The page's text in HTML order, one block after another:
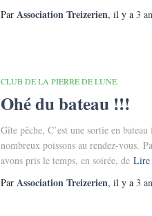
Par Association Treizerien, il y a 3
CLUB DE LA PIERRE DE LUNE
Ohé du bateau !!!
Gîte pêche, C’est une sortie en
nombreux poissons au rendez-vous.
avons pris le temps, en soirée, de Lire
Par Association Treizerien, il y a 3